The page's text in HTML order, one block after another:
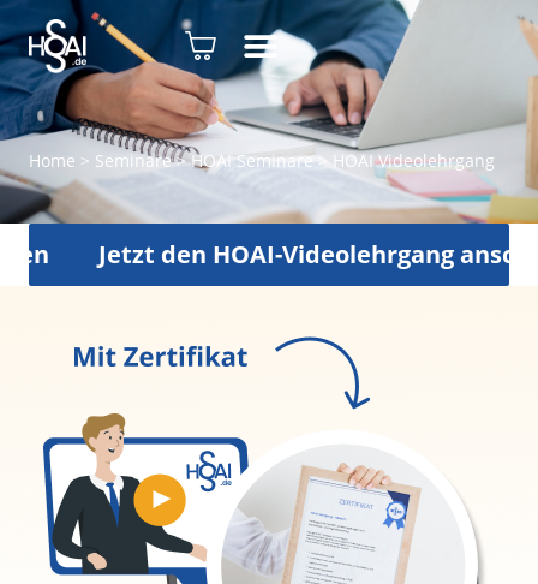
Home > Seminare>HOAI Seminare> HOAI Videolehrgang
Jetzt den HOAI-Videolehrgang anschauen